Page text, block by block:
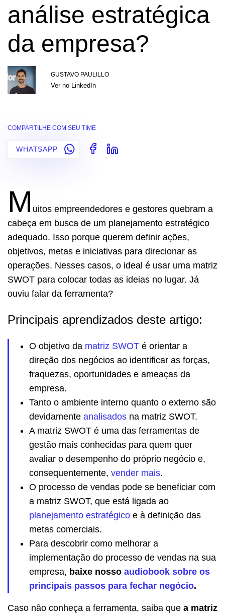
análise estratégica
da empresa?
GUSTAVO PAULILLO
Ver no LinkedIn
COMPARTILHE COM SEU TIME
WHATSAPP
M uitos empreendedores e gestores quebram a
cabeça em busca de um planejamento estratégico
adequado. Isso porque querem definir ações,
objetivos, metas e iniciativas para direcionar as
operações. Nesses casos, o ideal é usar uma matriz
SWOT para colocar todas as ideias no lugar. Já
ouviu falar da ferramenta?
Principais aprendizados deste artigo:
O objetivo da matriz SWOT é orientar a
direção dos negócios ao identificar as forças,
fraquezas, oportunidades e ameaças da
empresa.
Tanto o ambiente interno quanto o externo são
devidamente analisados na matriz SWOT.
A matriz SWOT é uma das ferramentas de
gestão mais conhecidas para quem quer
avaliar o desempenho do próprio negócio e,
consequentemente, vender mais.
O processo de vendas pode se beneficiar com
a matriz SWOT, que está ligada ao
planejamento estratégico e à definição das
metas comerciais.
Para descobrir como melhorar a
implementação do processo de vendas na sua
empresa, baixe nosso audiobook sobre os
principais passos para fechar negócio.
Caso não conheça a ferramenta, saiba que a matriz